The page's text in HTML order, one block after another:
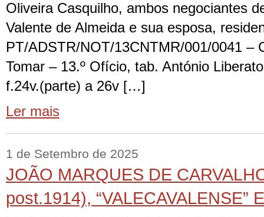
Oliveira Casquilho, ambos negociantes
Valente de Almeida e sua esposa,
PT/ADSTR/NOT/13CNTMR/001/0041 –
Tomar – 13.º Ofício, tab. António
f.24v.(parte) a 26v […]
Ler mais
1 de Setembro de 2025
JOÃO MARQUES DE
post.1914), “VALECAVALENSE”